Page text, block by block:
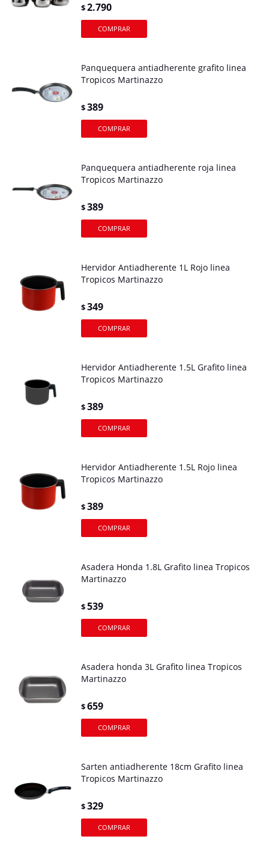
$2.790
Panquequera antiadherente grafito linea
Tropicos Martinazzo
$389
Panquequera antiadherente roja linea
Tropicos Martinazzo
$389
Hervidor Antiadherente 1L Rojo linea
Tropicos Martinazzo
$349
Hervidor Antiadherente 1.5L Grafito linea
Tropicos Martinazzo
$389
Hervidor Antiadherente 1.5L Rojo linea
Tropicos Martinazzo
$389
Asadera Honda 1.8L Grafito linea Tropicos
Martinazzo
$539
Asadera honda 3L Grafito linea Tropicos
Martinazzo
$659
Sarten antiadherente 18cm Grafito linea
Tropicos Martinazzo
$329